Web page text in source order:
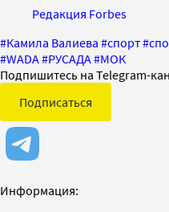
Редакция Forbes
#Камила Валиева #спорт#
#WADA#РУСАДА#МОК
Подпишитесь на Telegram-
Подписаться
Информация: